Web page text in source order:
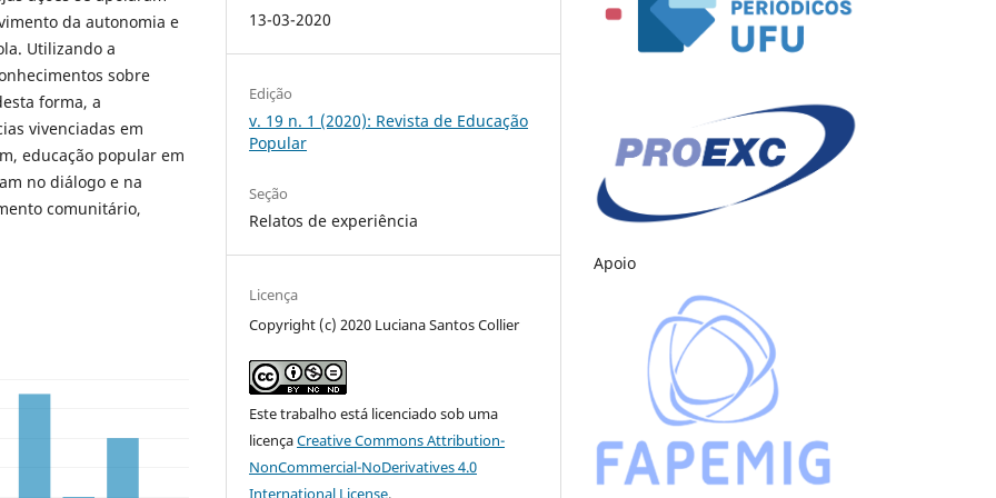
da autonomia e
Utilizando a
sobre
forma, a
vivenciadas em
educação popular em
no diálogo e na
comunitário,
13-03-2020
Edição
v. 19 n. 1 (2020): Revista de Educação
Popular
Seção
Relatos de experiência
Licença
Copyright (c) 2020 Luciana Santos Collier
Este trabalho está licenciado sob uma
licençaCreative Commons Attribution-
NonCommercial-NoDerivatives 4.0
Apoio